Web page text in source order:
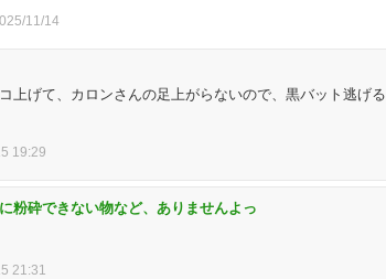
11/14
上げて、カロンさんの足上がらないので、黒バット逃げる
19:29
粉砕できない物など、ありませんよっ
21:31